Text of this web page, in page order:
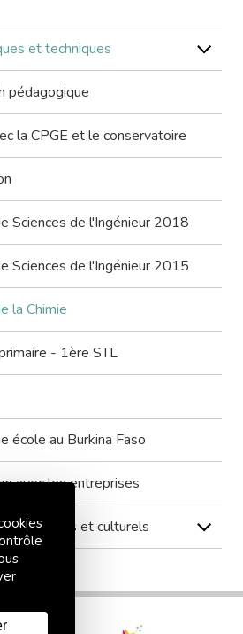
et techniques
pédagogique
la CPGE et le conservatoire
Sciences de l'Ingénieur 2018
Sciences de l'Ingénieur 2015
la Chimie
- 1ère STL
école au Burkina Faso
avec les entreprises
littéraires et culturels